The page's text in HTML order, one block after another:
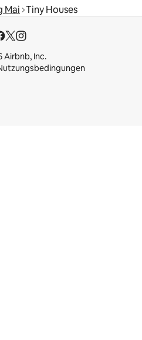
Mai Tiny Houses
Airbnb, Inc.